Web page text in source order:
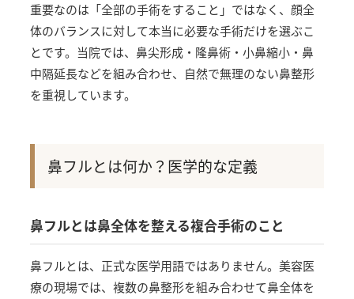
重要なのは「全部の手術をすること」ではなく、顔全
体のバランスに対して本当に必要な手術だけを選ぶこ
とです。当院では、鼻尖形成・隆鼻術・小鼻縮小・鼻
中隔延長などを組み合わせ、自然で無理のない鼻整形
を重視しています。
鼻フルとは何か？医学的な定義
鼻フルとは鼻全体を整える複合手術のこと
鼻フルとは、正式な医学用語ではありません。美容医
療の現場では、複数の鼻整形を組み合わせて鼻全体を